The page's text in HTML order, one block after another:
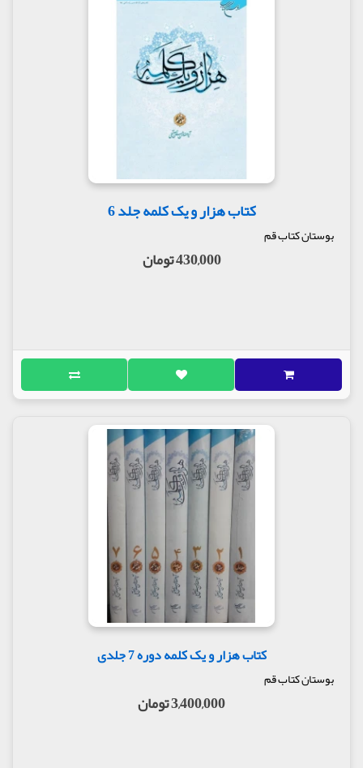
کتاب هزار و یک کلمه جلد 6
بوستان کتاب قم
430,000 تومان
کتاب هزار و یک کلمه دوره 7 جلدی
بوستان کتاب قم
3,400,000 تومان